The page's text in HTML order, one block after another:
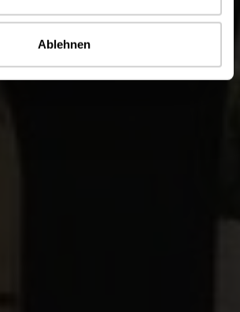
Ablehnen